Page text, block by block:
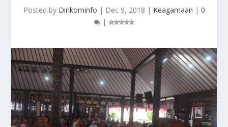
Posted by Dinkominfo | Dec 9, 2018 | Keagamaan | 0
|